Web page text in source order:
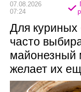
07.08.2026
07:24
Для куриных
часто
майонезный
желает их